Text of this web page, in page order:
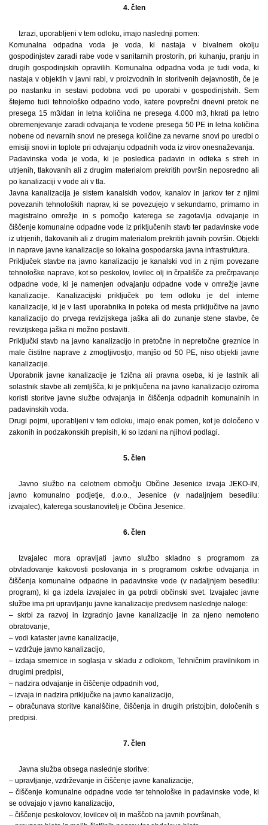
4. člen
Izrazi, uporabljeni v tem odloku, imajo naslednji pomen:
Komunalna odpadna voda je voda, ki nastaja v bivalnem okolju
gospodinjstev zaradi rabe vode v sanitarnih prostorih, pri kuhanju, pranju in
drugih gospodinjskih opravilih. Komunalna odpadna voda je tudi voda, ki
nastaja v objektih v javni rabi, v proizvodnih in storitvenih dejavnostih, če je
po nastanku in sestavi podobna vodi po uporabi v gospodinjstvih. Sem
štejemo tudi tehnološko odpadno vodo, katere povprečni dnevni pretok ne
presega 15 m3/dan in letna količina ne presega 4.000 m3, hkrati pa letno
obremenjevanje zaradi odvajanja te vodene presega 50 PE in letna količina
nobene od nevarnih snovi ne presega količine za nevarne snovi po uredbi o
emisiji snovi in toplote pri odvajanju odpadnih voda iz virov onesnaževanja.
Padavinska voda je voda, ki je posledica padavin in odteka s streh in
utrjenih, tlakovanih ali z drugim materialom prekritih površin neposredno ali
po kanalizaciji v vode ali v tla.
Javna kanalizacija je sistem kanalskih vodov, kanalov in jarkov ter z njimi
povezanih tehnoloških naprav, ki se povezujejo v sekundarno, primarno in
magistralno omrežje in s pomočjo katerega se zagotavlja odvajanje in
čiščenje komunalne odpadne vode iz priključenih stavb ter padavinske vode
iz utrjenih, tlakovanih ali z drugim materialom prekritih javnih površin. Objekti
in naprave javne kanalizacije so lokalna gospodarska javna infrastruktura.
Priključek stavbe na javno kanalizacijo je kanalski vod in z njim povezane
tehnološke naprave, kot so peskolov, lovilec olj in črpališče za prečrpavanje
odpadne vode, ki je namenjen odvajanju odpadne vode v omrežje javne
kanalizacije. Kanalizacijski priključek po tem odloku je del interne
kanalizacije, ki je v lasti uporabnika in poteka od mesta priključitve na javno
kanalizacijo do prvega revizijskega jaška ali do zunanje stene stavbe, če
revizijskega jaška ni možno postaviti.
Priključki stavb na javno kanalizacijo in pretočne in nepretočne greznice in
male čistilne naprave z zmogljivostjo, manjšo od 50 PE, niso objekti javne
kanalizacije.
Uporabnik javne kanalizacije je fizična ali pravna oseba, ki je lastnik ali
solastnik stavbe ali zemljišča, ki je priključena na javno kanalizacijo oziroma
koristi storitve javne službe odvajanja in čiščenja odpadnih komunalnih in
padavinskih voda.
Drugi pojmi, uporabljeni v tem odloku, imajo enak pomen, kot je določeno v
zakonih in podzakonskih prepisih, ki so izdani na njihovi podlagi.
5. člen
Javno službo na celotnem območju Občine Jesenice izvaja JEKO-IN,
javno komunalno podjetje, d.o.o., Jesenice (v nadaljnjem besedilu:
izvajalec), katerega soustanovitelj je Občina Jesenice.
6. člen
Izvajalec mora opravljati javno službo skladno s programom za
obvladovanje kakovosti poslovanja in s programom oskrbe odvajanja in
čiščenja komunalne odpadne in padavinske vode (v nadaljnjem besedilu:
program), ki ga izdela izvajalec in ga potrdi občinski svet. Izvajalec javne
službe ima pri upravljanju javne kanalizacije predvsem naslednje naloge:
– skrbi za razvoj in izgradnjo javne kanalizacije in za njeno nemoteno
obratovanje,
– vodi kataster javne kanalizacije,
– vzdržuje javno kanalizacijo,
– izdaja smernice in soglasja v skladu z odlokom, Tehničnim pravilnikom in
drugimi predpisi,
– nadzira odvajanje in čiščenje odpadnih vod,
– izvaja in nadzira priključke na javno kanalizacijo,
– obračunava storitve kanalščine, čiščenja in drugih pristojbin, določenih s
predpisi.
7. člen
Javna služba obsega naslednje storitve:
– upravljanje, vzdrževanje in čiščenje javne kanalizacije,
– čiščenje komunalne odpadne vode ter tehnološke in padavinske vode, ki
se odvajajo v javno kanalizacijo,
– čiščenje peskolovov, lovilcev olj in maščob na javnih površinah,